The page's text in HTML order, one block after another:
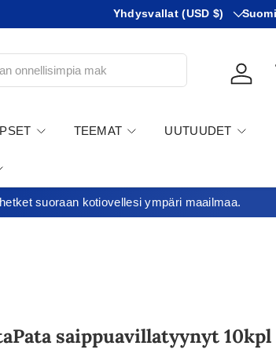
Maa
Yhdysvallat (USD $) KIeli
Suomi
TEEMAT UUTUUDET
suoraan kotiovellesi ympäri maailmaa.
saippuavillatyynyt 10kpl